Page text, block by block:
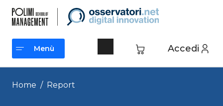
contenuto
Accedi
Menù
Menù
Home / Report